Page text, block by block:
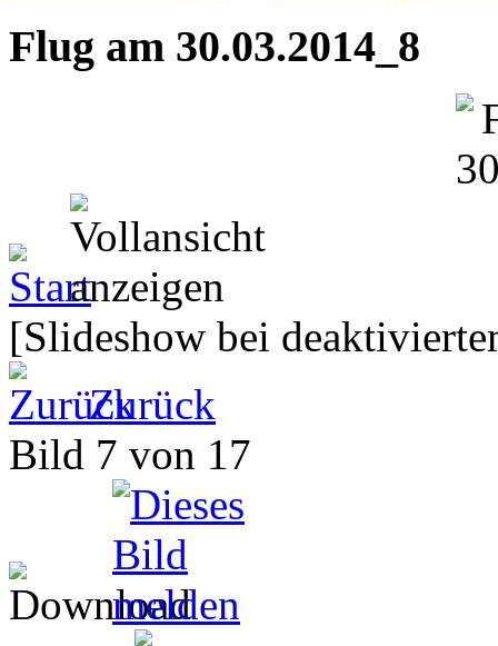
Flug am 30.03.2014_8
[Slideshow bei
Zurück
Bild 7 von 17